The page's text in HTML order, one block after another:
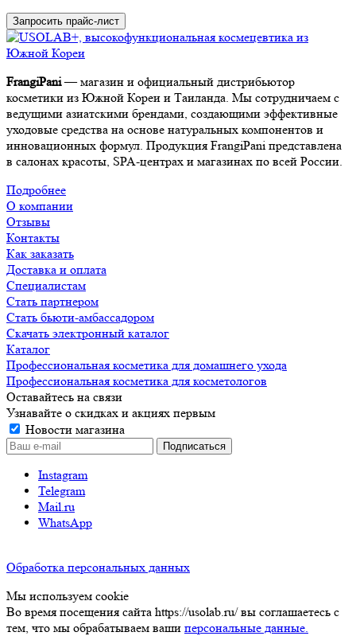
Запросить прайс-лист
FrangiPani— магазин и официальный дистрибьютор
косметики из Южной Кореи и Таиланда. Мы сотрудничаем с
ведущими азиатскими брендами, создающими эффективные
уходовые средства на основе натуральных компонентов и
инновационных формул. Продукция FrangiPani представлена
в салонах красоты, SPA-центрах и магазинах по всей России.
Подробнее
О компании
Отзывы
Контакты
Как заказать
Доставка и оплата
Специалистам
Стать партнером
Стать бьюти-амбассадором
Скачать электронный каталог
Каталог
Профессиональная косметика для домашнего ухода
Профессиональная косметика для косметологов
Оставайтесь на связи
Узнавайте о скидках и акциях первым
Новости магазина
Instagram
Telegram
Mail.ru
WhatsApp
Обработка персональных данных
Мы используем cookie
Во время посещения сайта https://usolab.ru/ вы соглашаетесь с
тем, что мы обрабатываем ваши персональные данные.